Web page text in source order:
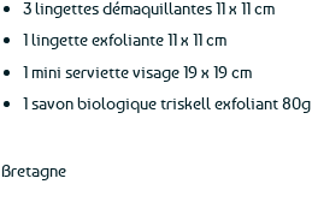
3 lingettes démaquillantes 11 x 11 cm
1 lingette exfoliante 11 x 11 cm
1 mini serviette visage 19 x 19 cm
1 savon biologique triskell exfoliant 80g
Bretagne